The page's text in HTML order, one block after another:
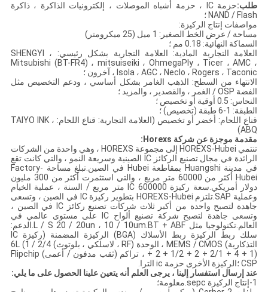
طلب:
حزمة IC ، حزمة أشباه الموصلات ، إلكترونيات الذاكرة ، ذاكرة
NAND / Flash ؛
مواصفات إنتاج الركيزة:
مساحة / عرض الخط الصغير: 1 ميل (25 ميكرومتر)
السماكة النهائية: 0.18 مم ؛
العلامة التجارية المادية: العلامة التجارية بشكل رئيسي: SHENGYI ،
Mitsubishi (BT-FR4) ، mitsuiseiki ، OhmegaPly ، Ticer ، AMC ،
Isola ، AGC ، Neclo ، Rogers ، Taconic ، آخرون ؛
الانتهاء من السطح: الذهب الغامر بشكل أساسي ، ودعم التخصيص مثل
الفضة OSP / الغمر ، والقصدير ، والمزيد ؛
النحاس: 0.5 أوقية أو تخصيص ؛
الطبقة: 1-6 طبقة (تخصيص) ؛
قناع اللحام: أخضر أو ​​تخصيص (العلامة التجارية: قناع اللحام: TAIYO INK ،
ABQ)
مقدمة موجزة عن شركة Horexs:
تنتمي HOREXS-Hubei إلى مجموعة HOREXS ، وهي واحدة من الشركات
الرائدة في مجال تصنيع الركائز IC الصينية وسريعة النمو ، والتي كانت تقع
في مدينة Huangshi بمقاطعة Hubei في الصين.تبلغ مساحة Factory-
Hubei أكثر من 60000 متر مربع ، والتي استثمرت أكثر من 300 مليون
دولار أمريكي.سعة ركيزة IC 600000 متر مربع / السنة ، عملية الخيام
وعملية SAP.تلتزم HOREXS-Hubei بتطوير ركيزة IC في الصين ، وتسعى
جاهدة لتصبح واحدة من أكبر ثلاث شركات تصنيع ركائز IC في الصين ،
وتسعى جاهدة لتصبح شركة تصنيع ألواح IC على مستوى عالمي في
العالم.تكنولوجيا مثل L / S 20 / 20un ، 10 / 10um.BT + ABF.الدعم:
سلك ربط الركيزة ربط الأسلاك (BGA) الركيزة المضمنة (ركيزة IC
التذكارية) MEMS / CMOS ، الوحدة (RF ، لاسلكي ، بلوتوث) 2/4 / 6L (1
+ 2 + 1/2 + 2 + 2/1 + 4 + 1) ، تراكم (ثقب مدفون / أعمى) Flipchip
CSP ؛الركيزة الأخرى حزمة ic الترا.
عند إرسال استفسار إلينا ، يرجى العلم أنه يتعين علينا الحصول على ما يلي:
1-إنتاج الركيزة sepc.معلومة؛